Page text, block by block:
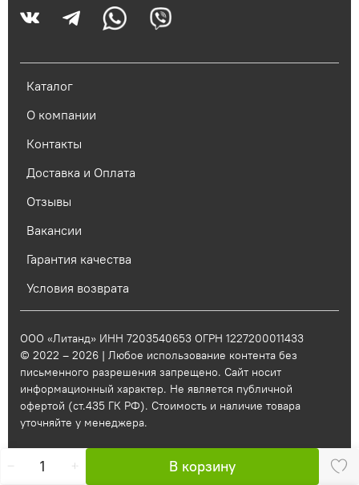
В корзину
Каталог
О компании
Контакты
Доставка и Оплата
Отзывы
Вакансии
Гарантия качества
Условия возврата
ООО «Литанд» ИНН 7203540653 ОГРН 1227200011433
© 2022 – 2026 | Любое использование контента без
письменного разрешения запрещено. Сайт носит
информационный характер. Не является публичной
офертой (ст.435 ГК РФ). Стоимость и наличие товара
уточняйте у менеджера.